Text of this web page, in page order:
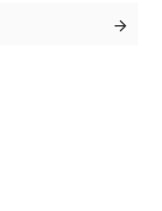
入帳後3